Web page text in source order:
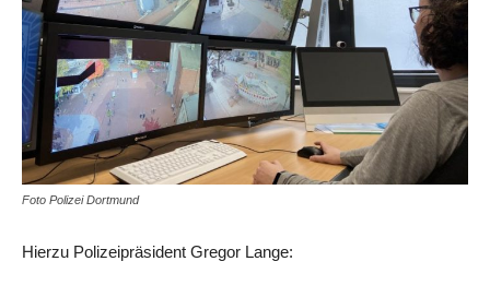
Foto Polizei Dortmund
Hierzu Polizeipräsident Gregor Lange: